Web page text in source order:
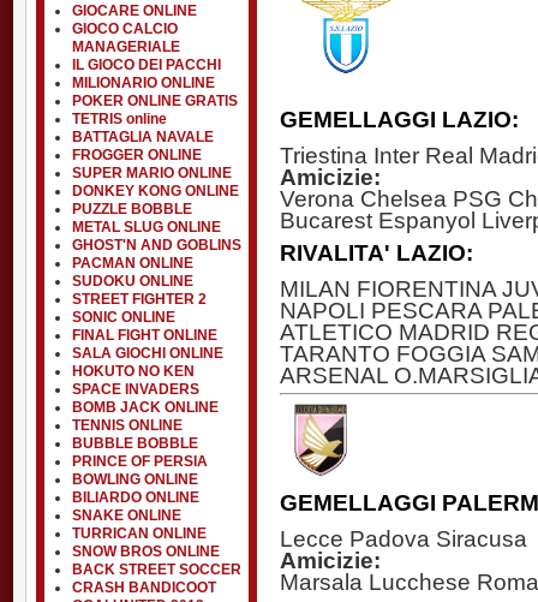
GIOCARE ONLINE
GIOCO CALCIO
MANAGERIALE
IL GIOCO DEI PACCHI
MILIONARIO ONLINE
POKER ONLINE GRATIS
TETRIS online
BATTAGLIA NAVALE
FROGGER ONLINE
SUPER MARIO ONLINE
DONKEY KONG ONLINE
PUZZLE BOBBLE
METAL SLUG ONLINE
GHOST'N AND GOBLINS
PACMAN ONLINE
SUDOKU ONLINE
STREET FIGHTER 2
SONIC ONLINE
FINAL FIGHT ONLINE
SALA GIOCHI ONLINE
HOKUTO NO KEN
SPACE INVADERS
BOMB JACK ONLINE
TENNIS ONLINE
BUBBLE BOBBLE
PRINCE OF PERSIA
BOWLING ONLINE
BILIARDO ONLINE
SNAKE ONLINE
TURRICAN ONLINE
SNOW BROS ONLINE
BACK STREET SOCCER
CRASH BANDICOOT
GEMELLAGGI LAZIO:
Triestina Inter Real
Amicizie:
Verona Chelsea PSG
Bucarest Espanyol
RIVALITA' LAZIO:
MILAN FIORENTINA
NAPOLI PESCARA
ATLETICO MADRID
TARANTO FOGGIA
ARSENAL
GEMELLAGGI
Lecce Padova Siracusa
Amicizie:
Marsala Lucchese